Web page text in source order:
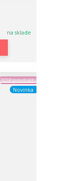
na sklade
TOP produkt
Novinka